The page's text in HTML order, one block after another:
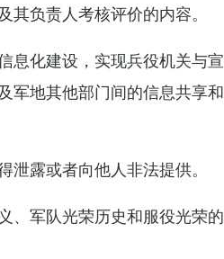
负责人考核评价的内容。
息化建设，实现兵役机关与宣
军地其他部门间的信息共享和
露或者向他人非法提供。
、军队光荣历史和服役光荣的